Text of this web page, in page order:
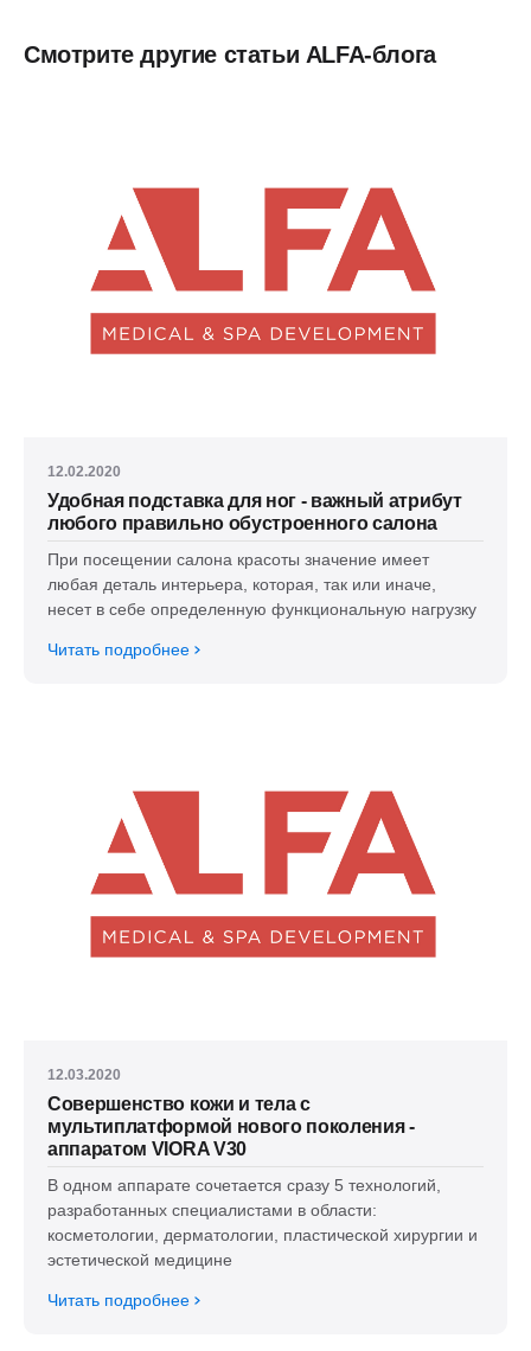
Смотрите другие статьи ALFA-блога
12.02.2020
Удобная подставка для ног - важный атрибут
любого правильно обустроенного салона
При посещении салона красоты значение имеет
любая деталь интерьера, которая, так или иначе,
несет в себе определенную функциональную нагрузку
Читать подробнее
12.03.2020
Совершенство кожи и тела с
мультиплатформой нового поколения -
аппаратом VIORA V30
В одном аппарате сочетается сразу 5 технологий,
разработанных специалистами в области:
косметологии, дерматологии, пластической хирургии и
эстетической медицине
Читать подробнее